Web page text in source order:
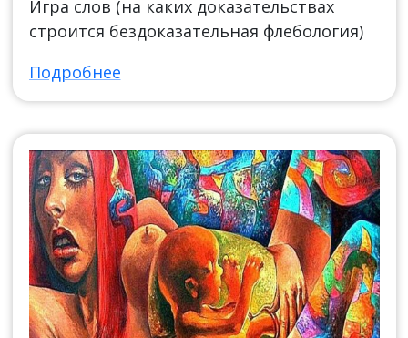
Игра слов (на каких доказательствах
строится бездоказательная флебология)
Подробнее